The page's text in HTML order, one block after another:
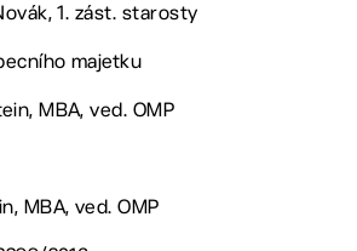
1. zást. starosty
majetku
MBA, ved. OMP
MBA, ved. OMP